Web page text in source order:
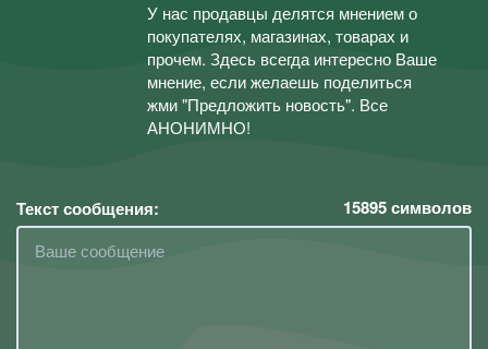
У нас продавцы делятся мнением о
покупателях, магазинах, товарах и
прочем. Здесь всегда интересно Ваше
мнение, если желаешь поделиться
жми "Предложить новость". Все
АНОНИМНО!
Текст сообщения: 15895символов